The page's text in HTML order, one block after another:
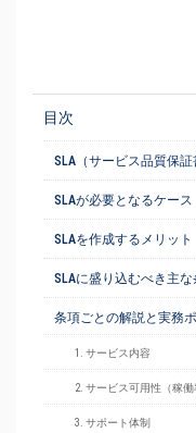
目次
SLA（サービス品質保証
SLAが必要となるケース
SLAを作成するメリット
SLAに盛り込むべき主な
条項ごとの解説と実務
1. サービス内容
2. サービス可用性（稼働
3. サポート体制